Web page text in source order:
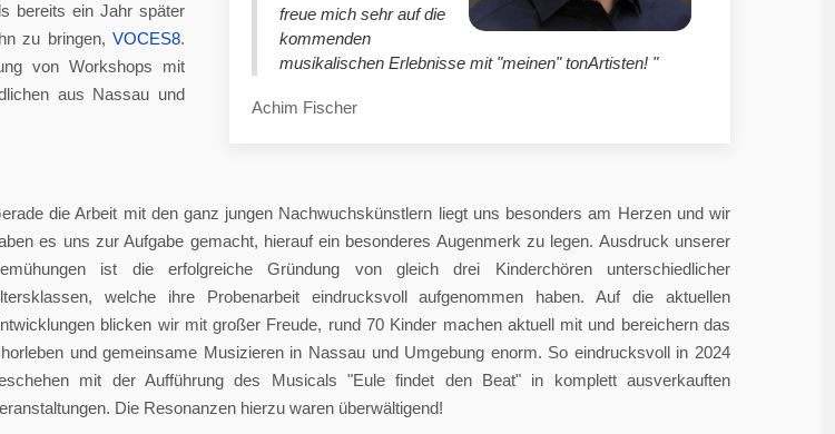
freue mich sehr auf die
kommenden
musikalischen Erlebnisse mit "meinen" tonArtisten! "
Achim Fischer
bereits ein Jahr später
zu bringen, VOCES8.
von Workshops mit
aus Nassau und
die Arbeit mit den ganz jungen Nachwuchskünstlern liegt uns besonders am Herzen und wir
es uns zur Aufgabe gemacht, hierauf ein besonderes Augenmerk zu legen. Ausdruck unserer
ist die erfolgreiche Gründung von gleich drei Kinderchören unterschiedlicher
welche ihre Probenarbeit eindrucksvoll aufgenommen haben. Auf die aktuellen
blicken wir mit großer Freude, rund 70 Kinder machen aktuell mit und bereichern das
und gemeinsame Musizieren in Nassau und Umgebung enorm. So eindrucksvoll in 2024
mit der Aufführung des Musicals "Eule findet den Beat" in komplett ausverkauften
Die Resonanzen hierzu waren überwältigend!